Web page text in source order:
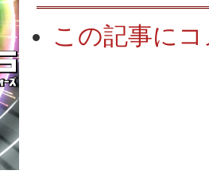
この記事に